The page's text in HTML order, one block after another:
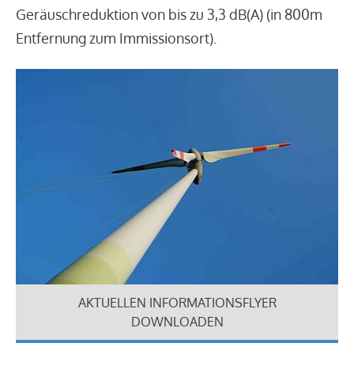
Geräuschreduktion von bis zu 3,3 dB(A) (in 800m
Entfernung zum Immissionsort).
AKTUELLEN INFORMATIONSFLYER
DOWNLOADEN